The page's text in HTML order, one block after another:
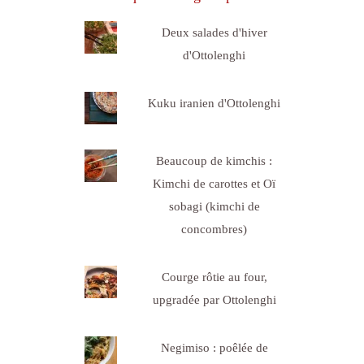
Deux salades d'hiver
d'Ottolenghi
Kuku iranien d'Ottolenghi
Beaucoup de kimchis :
Kimchi de carottes et Oï
sobagi (kimchi de
concombres)
Courge rôtie au four,
upgradée par Ottolenghi
Negimiso : poêlée de